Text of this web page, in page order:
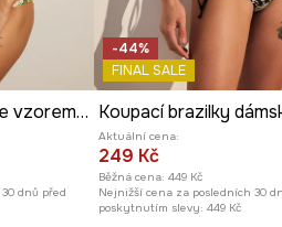
Dvoudílné plavky se vzorem více barev
dnů před
-44%
FINAL SALE
Aktuální cena:
249 Kč
Běžná cena: 449 Kč
Nejnižší cena za posledních 30
poskytnutím slevy: 449 Kč